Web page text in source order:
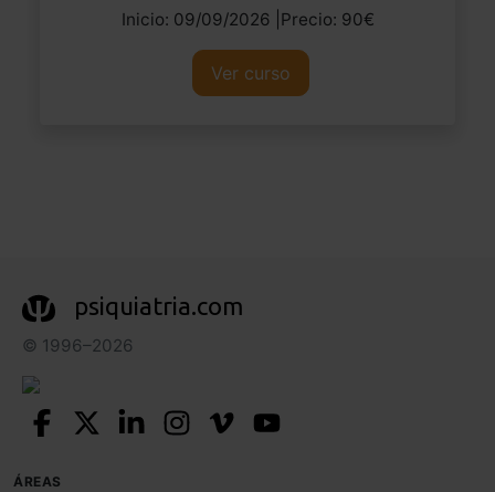
Inicio: 09/09/2026 |Precio: 90€
Ver curso
psiquiatria.com
© 1996–2026
ÁREAS